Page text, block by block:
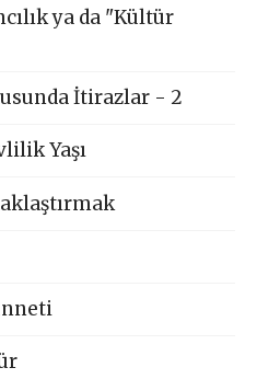
ya da "Kültür
İtirazlar - 2
Yaşı